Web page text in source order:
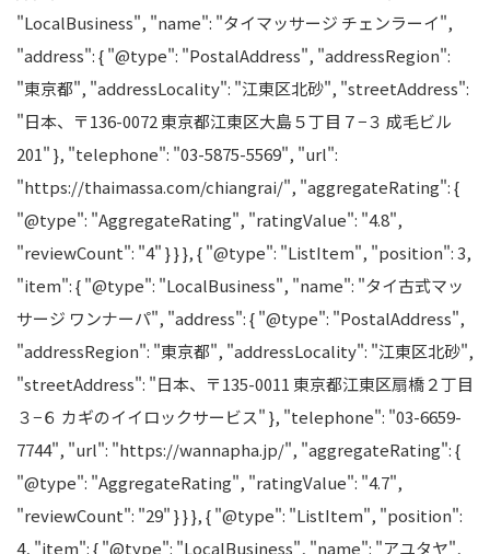
"LocalBusiness", "name": "タイマッサージ チェンラーイ",
"address": { "@type": "PostalAddress", "addressRegion":
"東京都", "addressLocality": "江東区北砂", "streetAddress":
"日本、〒136-0072 東京都江東区大島５丁目７−３ 成毛ビル
201" }, "telephone": "03-5875-5569", "url":
"https://thaimassa.com/chiangrai/", "aggregateRating": {
"@type": "AggregateRating", "ratingValue": "4.8",
"reviewCount": "4" } } }, { "@type": "ListItem", "position": 3,
"item": { "@type": "LocalBusiness", "name": "タイ古式マッ
サージ ワンナーパ", "address": { "@type": "PostalAddress",
"addressRegion": "東京都", "addressLocality": "江東区北砂",
"streetAddress": "日本、〒135-0011 東京都江東区扇橋２丁目
３−６ カギのイイロックサービス" }, "telephone": "03-6659-
7744", "url": "https://wannapha.jp/", "aggregateRating": {
"@type": "AggregateRating", "ratingValue": "4.7",
"reviewCount": "29" } } }, { "@type": "ListItem", "position":
4, "item": { "@type": "LocalBusiness", "name": "アユタヤ",